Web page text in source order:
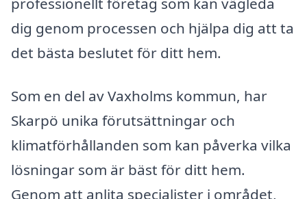
dig genom processen och hjälpa dig att ta
det bästa beslutet för ditt hem.
Som en del av Vaxholms kommun, har
Skarpö unika förutsättningar och
klimatförhållanden som kan påverka vilka
lösningar som är bäst för ditt hem.
Genom att anlita specialister i området,